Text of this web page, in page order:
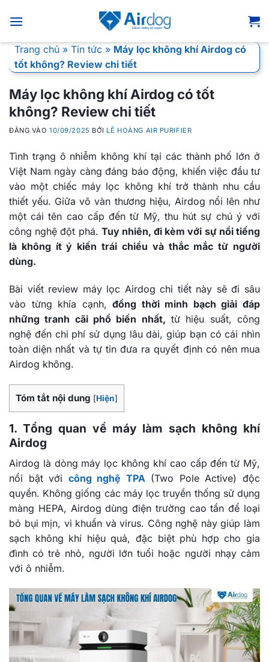
qua
dungTrang chủ » Tin tức » Máy lọc không khí Airdog có
tốt không? Review chi tiết
Máy lọc không khí Airdog có tốt
không? Review chi tiết
ĐĂNG VÀO10/09/2025 BỞI LÊ HOÀNG AIR PURIFIER
Tình trạng ô nhiễm không khí tại các thành phố lớn ở
Việt Nam ngày càng đáng báo động, khiến việc đầu tư
vào một chiếc máy lọc không khí trở thành nhu cầu
thiết yếu. Giữa vô vàn thương hiệu, Airdog nổi lên như
một cái tên cao cấp đến từ Mỹ, thu hút sự chú ý với
công nghệ đột phá. Tuy nhiên, đi kèm với sự nổi tiếng
là không ít ý kiến trái chiều và thắc mắc từ người
dùng.
Bài viết review máy lọc Airdog chi tiết này sẽ đi sâu
vào từng khía cạnh,đồng thời minh bạch giải đáp
những tranh cãi phổ biến nhất, từ hiệu suất, công
nghệ đến chi phí sử dụng lâu dài, giúp bạn có cái nhìn
toàn diện nhất và tự tin đưa ra quyết định có nên mua
Airdog không.
Tóm tắt nội dung [Hiện]
1. Tổng quan về máy làm sạch không khí
Airdog
Airdog là dòng máy lọc không khí cao cấp đến từ Mỹ,
nổi bật với công nghệ TPA (Two Pole Active) độc
quyền. Không giống các máy lọc truyền thống sử dụng
màng HEPA, Airdog dùng điện trường cao tần để loại
bỏ bụi mịn, vi khuẩn và virus. Công nghệ này giúp làm
sạch không khí hiệu quả, đặc biệt phù hợp cho gia
đình có trẻ nhỏ, người lớn tuổi hoặc người nhạy cảm
với ô nhiễm.